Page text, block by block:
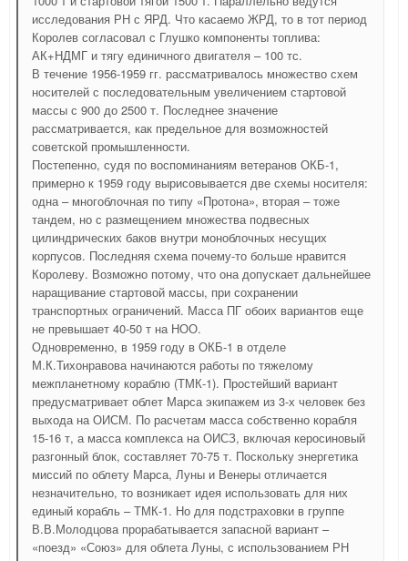
исследования РН с ЯРД. Что касаемо ЖРД, то в тот период
Королев согласовал с Глушко компоненты топлива:
АК+НДМГ и тягу единичного двигателя – 100 тс.
В течение 1956-1959 гг. рассматривалось множество схем
носителей с последовательным увеличением стартовой
массы с 900 до 2500 т. Последнее значение
рассматривается, как предельное для возможностей
советской промышленности.
Постепенно, судя по воспоминаниям ветеранов ОКБ-1,
примерно к 1959 году вырисовывается две схемы носителя:
одна – многоблочная по типу «Протона», вторая – тоже
тандем, но с размещением множества подвесных
цилиндрических баков внутри моноблочных несущих
корпусов. Последняя схема почему-то больше нравится
Королеву. Возможно потому, что она допускает дальнейшее
наращивание стартовой массы, при сохранении
транспортных ограничений. Масса ПГ обоих вариантов еще
не превышает 40-50 т на НОО.
Одновременно, в 1959 году в ОКБ-1 в отделе
М.К.Тихонравова начинаются работы по тяжелому
межпланетному кораблю (ТМК-1). Простейший вариант
предусматривает облет Марса экипажем из 3-х человек без
выхода на ОИСМ. По расчетам масса собственно корабля
15-16 т, а масса комплекса на ОИСЗ, включая керосиновый
разгонный блок, составляет 70-75 т. Поскольку энергетика
миссий по облету Марса, Луны и Венеры отличается
незначительно, то возникает идея использовать для них
единый корабль – ТМК-1. Но для подстраховки в группе
В.В.Молодцова прорабатывается запасной вариант –
«поезд» «Союз» для облета Луны, с использованием РН